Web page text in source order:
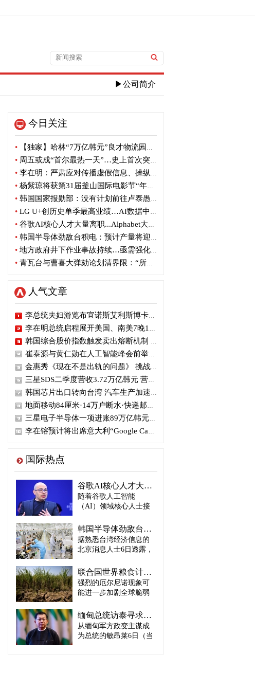
▶公司简介
今日关注
• 【独家】哈林“7万亿韩元”良才物流园区建筑审议复审再被“打回”
• 周五或成“首尔最热一天”…史上首次突破40℃高温
• 李在明：严肃应对传播虚假信息、操纵信息行为
• 杨紫琼将获第31届釜山国际电影节“年度亚洲电影人奖”
• 韩国国家报勋部：没有计划前往卢泰愚墓地参拜
• LG U+创历史单季最高业绩…AI数据中心营收增长29%
• 谷歌AI核心人才大量离职...Alphabet大规模调整管理层
• 韩国半导体劲敌台积电：预计产量将迎爆发式增长
• 地方政府井下作业事故持续…亟需强化安全管理措施
• 青瓦台与曹喜大弹劾论划清界限：“所谓认同并非事实”
人气文章
李总统夫妇游览布宜诺斯艾利斯博卡区后启程赴德
李在明总统启程展开美国、南美7晚11天访问
韩国综合股价指数触发卖出熔断机制 半导体股领跌
崔泰源与黄仁勋在人工智能峰会前举行晚宴会谈
金惠秀《现在不是出轨的问题》 挑战黑色幽默
三星SDS二季度营收3.72万亿韩元 营业利润2318亿韩元
韩国芯片出口转向台湾 汽车生产加速本地化美国
地面移动84厘米·14万户断水·快递邮政停摆...熊本陷入瘫痪
三星电子半导体一项进账89万亿韩元....刷新最高季度业绩
李在镕预计将出席意大利“Google Camp” 加快AI合作
国际热点
谷歌AI核心人才大量离职...Alphabet大规模调整管理层
随着谷歌人工智能
（AI）领域核心人士接
启动大规模领导层调
整。据路透社、彭博社
等主要外媒5日（当地时
间）报道。 据外媒报
战略设计的高级科学家
杰夫·迪恩结束27年谷歌
职业生涯，与桑杰·格马
瓦特、奥里奥尔·维尼亚
办了新兴初创企业
“Discovery Loop”。 该公
司以公益企业形式运
韩国半导体劲敌台积电：预计产量将迎爆发式增长
据熟悉台湾经济信息的
北京消息人士6日透露，
产成绩，主要得益于英
伟达、AMD、博通等主
要客户强劲的订单需
求。因此，台积电预计
足不断增长的市场需
求。 实际上，受人工智
能（AI）和高性能计算
（HPC）需求强劲增长
联合国世界粮食计划署：饥饿人口将增加4900万人
强烈的厄尔尼诺现象可
能进一步加剧全球脆弱
在升温。 据路透社报
道，联合国世界粮食计
划署（WFP）5日（当地
时间）发布报告称，到
缅甸总统访泰寻求合法性…泰国谋求“重新接触”
从缅甸军方政变主谋成
为总统的敏昂莱6日（当